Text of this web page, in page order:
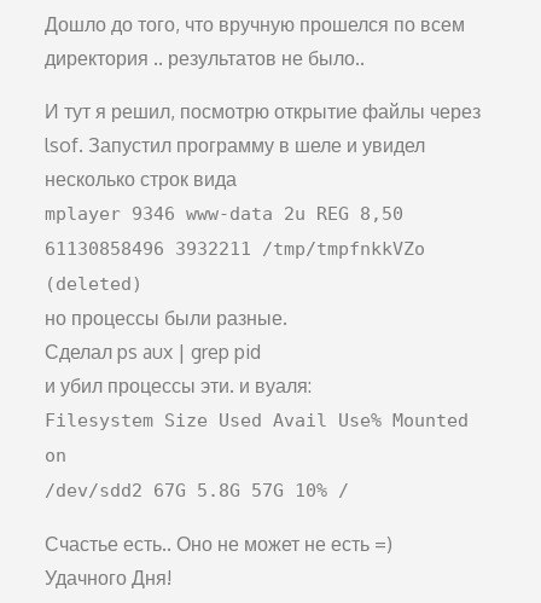
Дошло до того, что вручную прошелся по всем
директория .. результатов не было..
И тут я решил, посмотрю открытие файлы через
lsof. Запустил программу в шеле и увидел
несколько строк вида
mplayer 9346 www-data 2u REG 8,50
61130858496 3932211 /tmp/tmpfnkkVZo
(deleted)
но процессы были разные.
Сделал ps aux | grep pid
и убил процессы эти. и вуаля:
Filesystem Size Used Avail Use% Mounted
on
/dev/sdd2 67G 5.8G 57G 10% /
Счастье есть.. Оно не может не есть =)
Удачного Дня!